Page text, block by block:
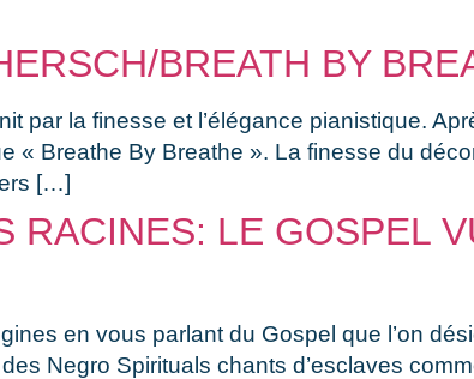
BREATH BY
par la finesse et l’élégance pianistique.
« Breathe By Breathe ». La finesse du
[…]
RACINES: LE GOSPEL
en vous parlant du Gospel que l’on
Negro Spirituals chants d’esclaves